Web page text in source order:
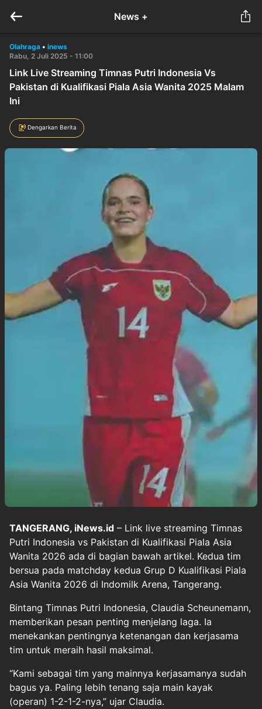
News +
Olahraga • inews
Rabu, 2 Juli 2025 - 11:00
Link Live Streaming Timnas Putri Indonesia Vs
Pakistan di Kualifikasi Piala Asia Wanita 2025 Malam
Ini
Dengarkan Berita
TANGERANG, iNews.id – Link live streaming Timnas
Putri Indonesia vs Pakistan di Kualifikasi Piala Asia
Wanita 2026 ada di bagian bawah artikel. Kedua tim
bersua pada matchday kedua Grup D Kualifikasi Piala
Asia Wanita 2026 di Indomilk Arena, Tangerang.
Bintang Timnas Putri Indonesia, Claudia Scheunemann,
memberikan pesan penting menjelang laga. Ia
menekankan pentingnya ketenangan dan kerjasama
tim untuk meraih hasil maksimal.
“Kami sebagai tim yang mainnya kerjasamanya sudah
bagus ya. Paling lebih tenang saja main kayak
(operan) 1-2-1-2-nya,” ujar Claudia.